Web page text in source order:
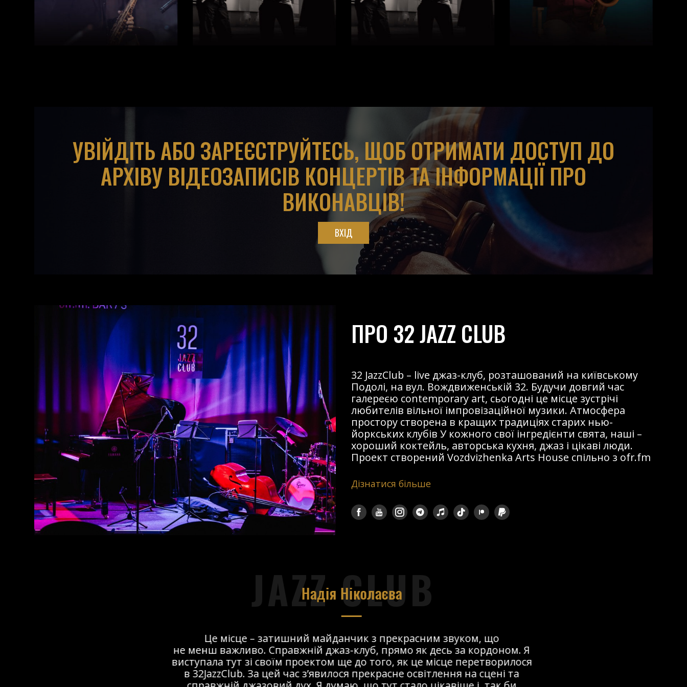
УВІЙДІТЬ АБО ЗАРЕЄСТРУЙТЕСЬ, ЩОБ ОТРИМАТИ ДОСТУП ДО
АРХІВУ ВІДЕОЗАПИСІВ КОНЦЕРТІВ ТА ІНФОРМАЦІЇ ПРО
ВИКОНАВЦІВ!
ВХІД
ПРО 32 JAZZ CLUB
32 JazzClub – live джаз-клуб, розташований на київському
Подолі, на вул. Вождвиженській 32. Будучи довгий час
галереєю contemporary art, сьогодні це місце зустрічі
любителів вільної імпровізаційної музики. Атмосфера
простору створена в кращих традиціях старих нью-
йоркських клубів У кожного свої інгредієнти свята, наші –
хороший коктейль, авторська кухня, джаз і цікаві люди.
Проект створений Vozdvizhenka Arts House спільно з ofr.fm
Дізнатися більше
JAZZ CLUB
Надія Ніколаєва
Це місце – затишний майданчик з прекрасним звуком, що
не менш важливо. Справжній джаз-клуб, прямо як десь за кордоном. Я
виступала тут зі своїм проектом ще до того, як це місце перетворилося
в 32JazzClub. За цей час з’явилося прекрасне освітлення на сцені та